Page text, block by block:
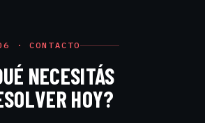
· CONTACTO
NECESITÁS
HOY?